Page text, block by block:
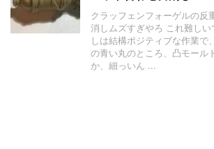
クラッフェンフォーゲルの反
消しムズすぎやろ これ難し
しは結構ポジティブな作業で
の青い丸のところ、凸モール
か、細っいん ...